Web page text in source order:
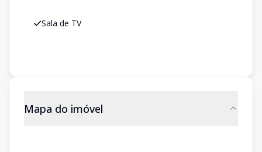
Sala de TV
Mapa do imóvel